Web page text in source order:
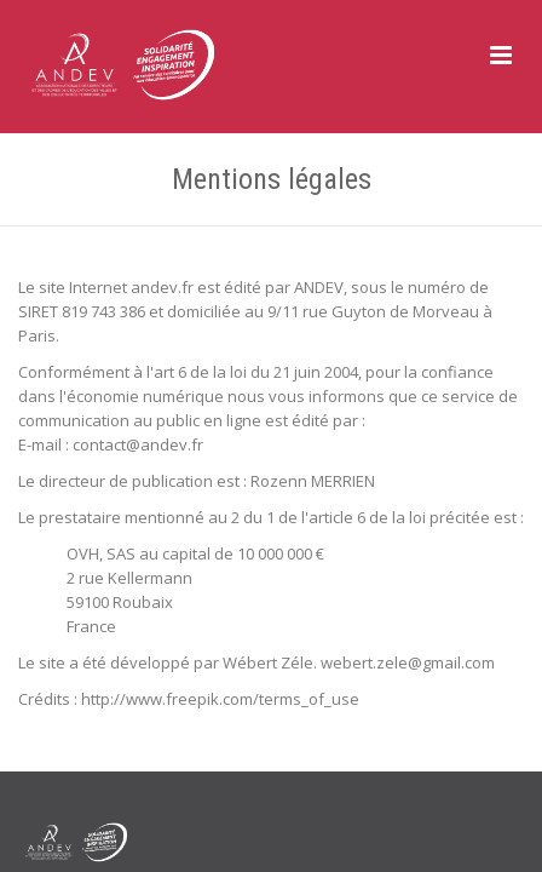
Toggle
Mentions légales
Le site Internet andev.fr est édité par ANDEV, sous le numéro de
SIRET 819 743 386 et domiciliée au 9/11 rue Guyton de Morveau à
Paris.
Conformément à l'art 6 de la loi du 21 juin 2004, pour la confiance
dans l'économie numérique nous vous informons que ce service de
communication au public en ligne est édité par :
E-mail : contact@andev.fr
Le directeur de publication est : Rozenn MERRIEN
Le prestataire mentionné au 2 du 1 de l'article 6 de la loi précitée est :
OVH, SAS au capital de 10 000 000 €
2 rue Kellermann
59100 Roubaix
France
Le site a été développé par Wébert Zéle. webert.zele@gmail.com
Crédits : http://www.freepik.com/terms_of_use
Propos